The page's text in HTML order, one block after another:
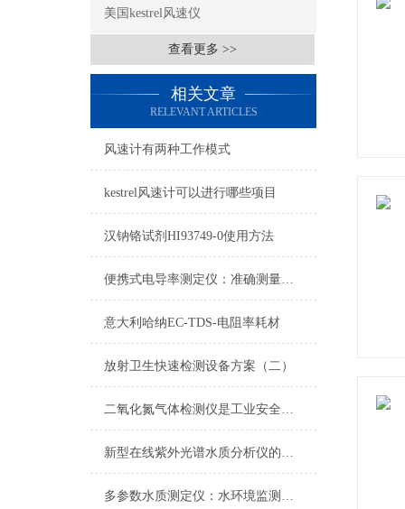
美国kestrel风速仪
查看更多 >>
相关文章
RELEVANT ARTICLES
风速计有两种工作模式
kestrel风速计可以进行哪些项目
汉钠铬试剂HI93749-0使用方法
便携式电导率测定仪：准确测量水质电导率，保障饮用水安全与健康
意大利哈纳EC-TDS-电阻率耗材
放射卫生快速检测设备方案（二）
二氧化氮气体检测仪是工业安全生产中*的防护设备
新型在线紫外光谱水质分析仪的原理分析
多参数水质测定仪：水环境监测的全方位解决方案